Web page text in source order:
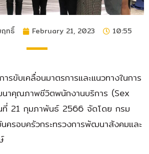
ฤทธิ์ February 21, 2023 10:55
รขับเคลื่อนมาตรการและแนวทางในการ
าคุณภาพชีวิตพนักงานบริการ (Sex
21 กุมภาพันธ์ 2566 จัดโดย กรม
ครอบครัวกระทรวงการพัฒนาสังคมและ